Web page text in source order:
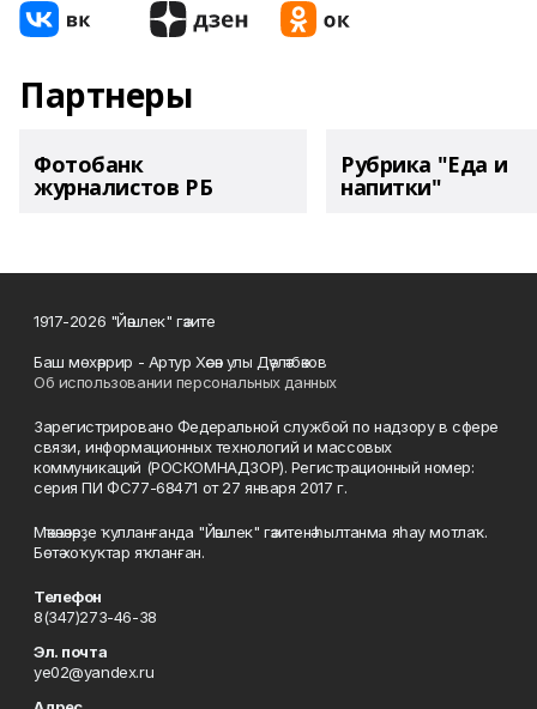
Партнеры
Фотобанк
журналистов РБ
Рубрика "Еда и
напитки"
1917-2026 "Йәшлек" гәзите
Баш мөхәррир - Артур Хәсән улы Дәүләтбәков
Об использовании персональных данных
Зарегистрировано Федеральной службой по надзору в сфере
связи, информационных технологий и массовых
коммуникаций (РОСКОМНАДЗОР). Регистрационный номер:
серия ПИ ФС77-68471 от 27 января 2017 г.
Мәҡәләләрҙе ҡулланғанда "Йәшлек" гәзитенә һылтанма яһау мотлаҡ.
Бөтә хоҡуҡтар яҡланған.
Телефон
8(347)273-46-38
Эл. почта
ye02@yandex.ru